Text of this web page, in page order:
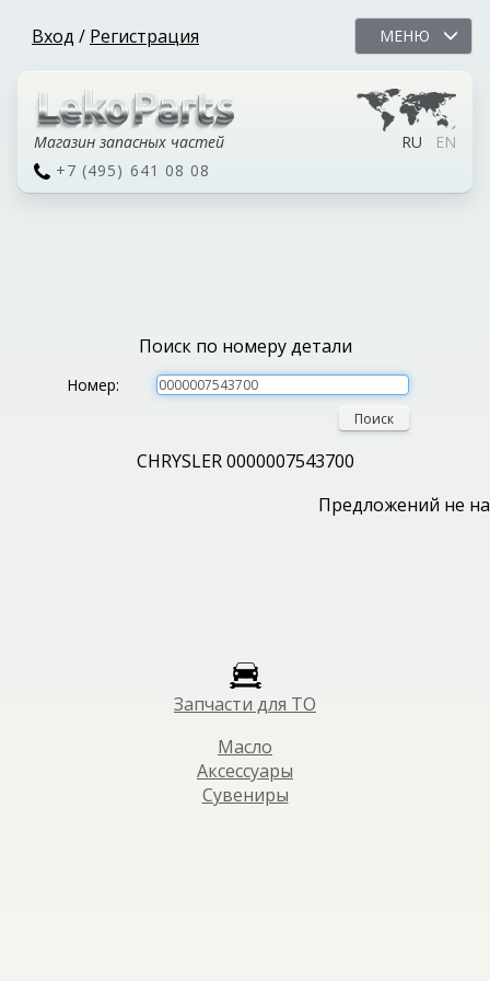
Вход / Регистрация МЕНЮ
Магазин запасных частей RU
EN
+7 (495) 641 08 08
Поиск по номеру детали
Номер:
Поиск
CHRYSLER 0000007543700
Предложений не
Запчасти для ТО
Масло
Аксессуары
Сувениры